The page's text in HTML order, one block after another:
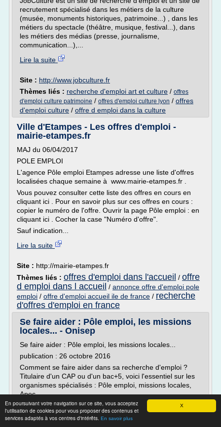
X
En poursuivant votre navigation sur ce site, vous acceptez
l'utilisation de cookies pour vous proposer des contenus et
services adaptés à vos centres d'intérêts. En savoir plus
recrutement spécialisé dans les métiers de la culture
(musée, monuments historiques, patrimoine...) , dans les
métiers du spectacle (théâtre, musique, festival...), dans
les métiers des médias (presse, journalisme,
communication...),...
Lire la suite
Site : http://www.jobculture.fr
Thèmes liés : recherche d'emploi art et culture / offres
d'emploi culture patrimoine / offres d'emploi culture lyon / offres
d'emploi culture / offre d emploi dans la culture
Ville d'Etampes - Les offres d'emploi -
mairie-etampes.fr
MAJ du 06/04/2017
POLE EMPLOI
L'agence Pôle emploi Etampes adresse une liste d'offres
localisées chaque semaine à www.mairie-etampes.fr .
Vous pouvez consulter cette liste des offres en cours en
cliquant ici . Pour en savoir plus sur ces offres en cours :
copier le numéro de l'offre. Ouvrir la page Pôle emploi : en
cliquant ici . Cocher la case "Numéro d'offre".
Sauf indication...
Lire la suite
Site : http://mairie-etampes.fr
Thèmes liés : offres d'emploi dans l'accueil / offre
d emploi dans l accueil / annonce offre d'emploi pole
emploi / offre d'emploi accueil ile de france / recherche
d'offres d'emploi en france
Se faire aider : Pôle emploi, les missions
locales... - Onisep
Se faire aider : Pôle emploi, les missions locales...
publication : 26 octobre 2016
Comment se faire aider dans sa recherche d'emploi ?
Titulaire d'un CAP ou d'un bac+5, voici l'essentiel sur les
organismes spécialisés : Pôle emploi, missions locales,
Apec...
©Pôle emploi
Pôle emploi